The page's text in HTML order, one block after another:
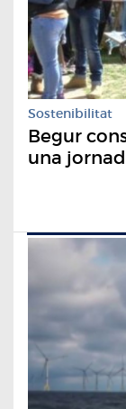
Sostenibilitat
Begur
una